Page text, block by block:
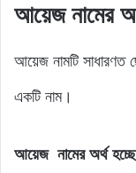
আয়েজ নামের
আয়েজ নামটি সাধারণত
একটি নাম।
আয়েজ নামের অর্থ